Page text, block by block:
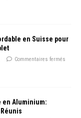
en Suisse pour
Commentaires fermés
en Aluminium: